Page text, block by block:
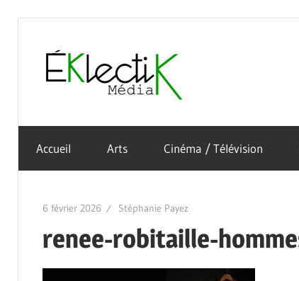
content
Média
culture
sous
toutes
formes
Accueil Arts Cinéma / Télévision
6 février 2026 Stéphanie Payez
renee-robitaille-